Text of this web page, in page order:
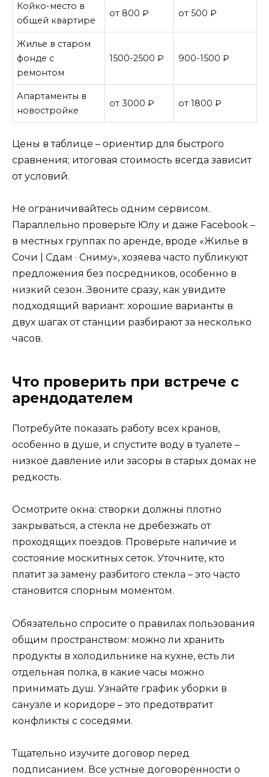
Койко-место в
общей квартире
от 800 ₽ от 500 ₽
Жилье в старом
фонде с
ремонтом
1500-2500 ₽ 900-1500 ₽
Апартаменты в
новостройке
от 3000 ₽ от 1800 ₽
Цены в таблице – ориентир для быстрого
сравнения; итоговая стоимость всегда зависит
от условий.
Не ограничивайтесь одним сервисом.
Параллельно проверьте Юлу и даже Facebook –
в местных группах по аренде, вроде «Жилье в
Сочи | Сдам · Сниму», хозяева часто публикуют
предложения без посредников, особенно в
низкий сезон. Звоните сразу, как увидите
подходящий вариант: хорошие варианты в
двух шагах от станции разбирают за несколько
часов.
Что проверить при встрече с
арендодателем
Потребуйте показать работу всех кранов,
особенно в душе, и спустите воду в туалете –
низкое давление или засоры в старых домах не
редкость.
Осмотрите окна: створки должны плотно
закрываться, а стекла не дребезжать от
проходящих поездов. Проверьте наличие и
состояние москитных сеток. Уточните, кто
платит за замену разбитого стекла – это часто
становится спорным моментом.
Обязательно спросите о правилах пользования
общим пространством: можно ли хранить
продукты в холодильнике на кухне, есть ли
отдельная полка, в какие часы можно
принимать душ. Узнайте график уборки в
санузле и коридоре – это предотвратит
конфликты с соседями.
Тщательно изучите договор перед
подписанием. Все устные договорённости о